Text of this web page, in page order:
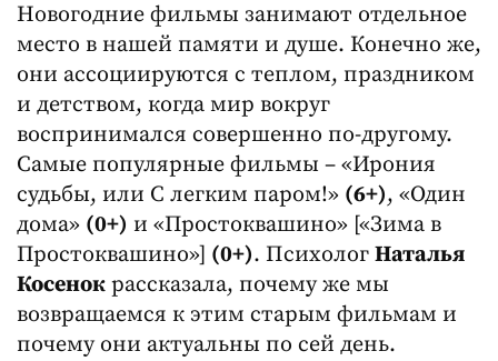
Новогодние фильмы занимают отдельное
место в нашей памяти и душе. Конечно же,
они ассоциируются с теплом, праздником
и детством, когда мир вокруг
воспринимался совершенно по-другому.
Самые популярные фильмы – «Ирония
судьбы, или С легким паром!» (6+), «Один
дома» (0+) и «Простоквашино» [«Зима в
Простоквашино»] (0+). Психолог Наталья
Косенок рассказала, почему же мы
возвращаемся к этим старым фильмам и
почему они актуальны по сей день.